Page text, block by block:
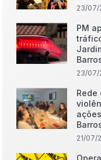
23/07/
PM
23/07/
Rede
21/07/